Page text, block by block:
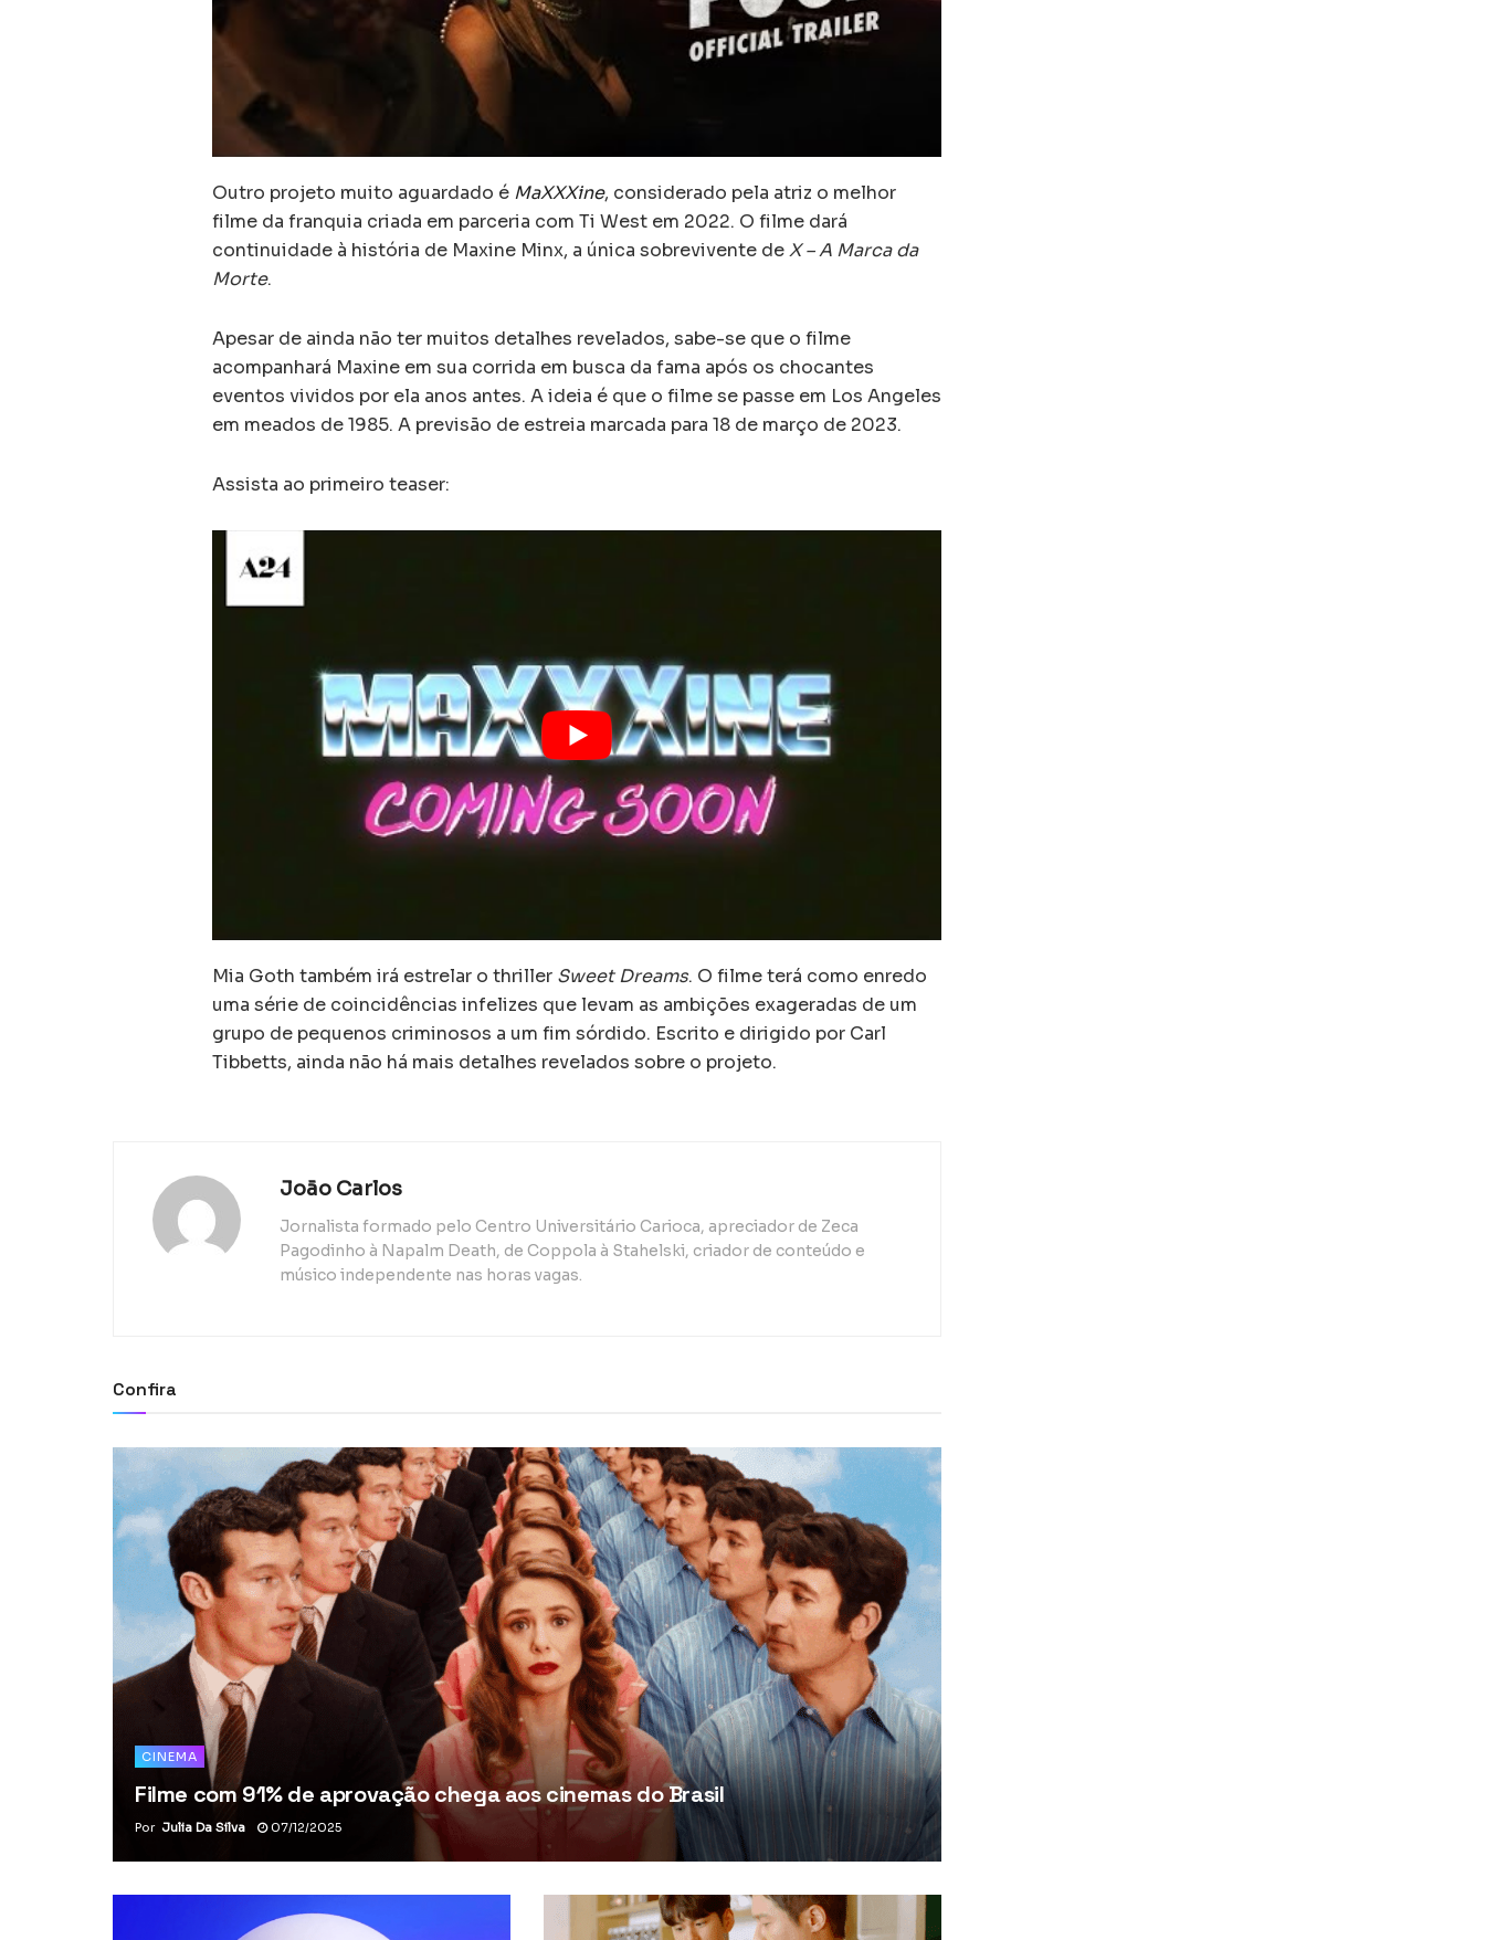
Outro projeto muito aguardado é MaXXXine, considerado pela atriz o melhor
filme da franquia criada em parceria com Ti West em 2022. O filme dará
continuidade à história de Maxine Minx, a única sobrevivente deX – A Marca da
Morte.
Apesar de ainda não ter muitos detalhes revelados, sabe-se que o filme
acompanhará Maxine em sua corrida em busca da fama após os chocantes
eventos vividos por ela anos antes. A ideia é que o filme se passe em Los Angeles
em meados de 1985. A previsão de estreia marcada para 18 de março de 2023.
Assista ao primeiro teaser:
Mia Goth também irá estrelar o thriller Sweet Dreams. O filme terá como enredo
uma série de coincidências infelizes que levam as ambições exageradas de um
grupo de pequenos criminosos a um fim sórdido. Escrito e dirigido por Carl
Tibbetts, ainda não há mais detalhes revelados sobre o projeto.
João Carlos
Jornalista formado pelo Centro Universitário Carioca, apreciador de Zeca
Pagodinho à Napalm Death, de Coppola à Stahelski, criador de conteúdo e
músico independente nas horas vagas.
Confira
CINEMA
Filme com 91% de aprovação chega aos cinemas do Brasil
Por Julia Da Silva 07/12/2025